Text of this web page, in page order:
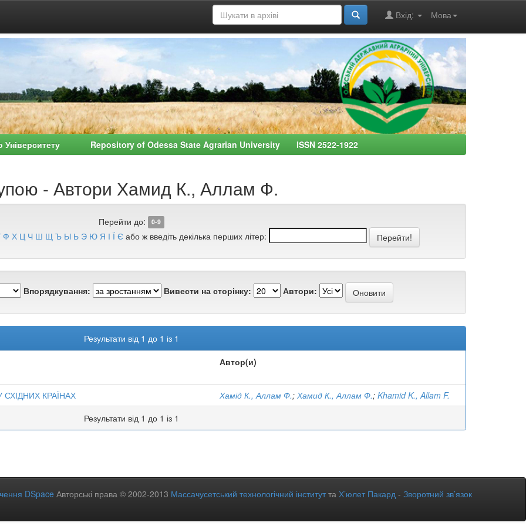
Мова
Вхід:
Університету Repository of Odessa State Agrarian University ISSN 2522-1922
- Автори Хамид К., Аллам Ф.
Перейти до: 0-9
Ф Х Ц Ч Ш Щ Ъ Ы Ь Э Ю Я І Ї Є або ж введіть декілька перших літер:
Впорядкування: Вивести на сторінку: Автори:
Результати від 1 до 1 із 1
Автор(и)
КРАЇНАХ Хамід К., Аллам Ф.; Хамид К., Аллам Ф.; Khamid K., Allam F.
Результати від 1 до 1 із 1
DSpace Авторські права © 2002-2013 Массачусетський технологічний інститутта Х’юлет Пакард - Зворотний зв’язок